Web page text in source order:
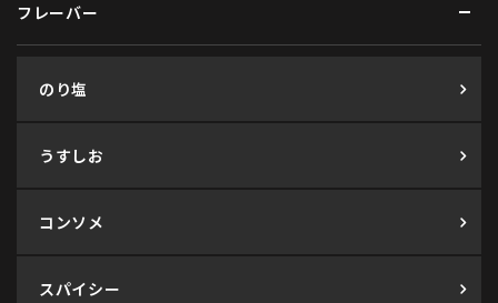
フレーバー
のり塩
うすしお
コンソメ
スパイシー